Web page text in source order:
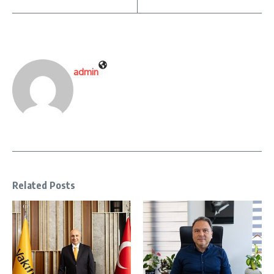
admin
Related Posts